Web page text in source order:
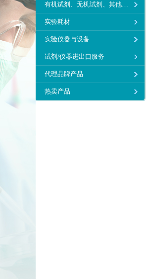
有机试剂、无机试剂、其他生化试剂
实验耗材
实验仪器与设备
试剂/仪器进出口服务
代理品牌产品
热卖产品